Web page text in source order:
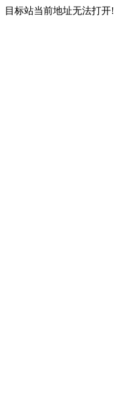
目标站当前地址无法打开!